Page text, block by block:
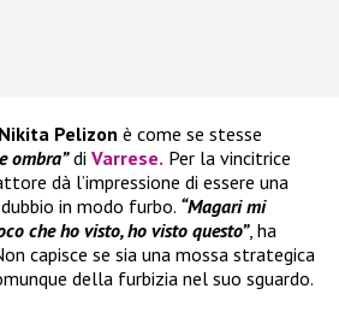
Nikita Pelizon è come se stesse
ombra”di Varrese. Per la vincitrice
dà l’impressione di essere una
in modo furbo. “Magari mi
che ho visto, ho visto questo”, ha
capisce se sia una mossa strategica
della furbizia nel suo sguardo.